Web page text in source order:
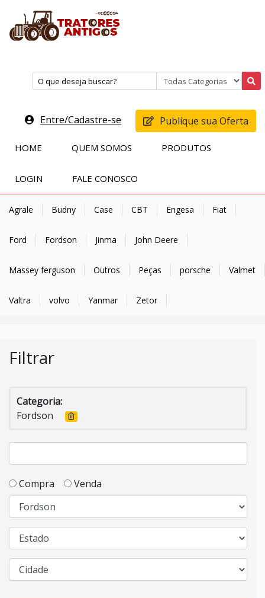
Entre/Cadastre-se Publique sua Oferta
HOME QUEM SOMOS PRODUTOS
LOGIN FALE CONOSCO
Agrale Budny Case CBT Engesa Fiat
Ford Fordson Jinma John Deere
Massey ferguson Outros Peças porsche Valmet
Valtra volvo Yanmar Zetor
Filtrar
Categoria:
Fordson
Compra Venda